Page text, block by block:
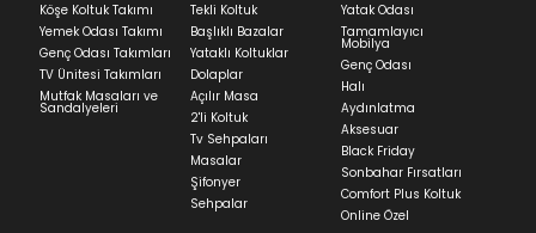
Yatak siparişlerinizin teslim süresi yaşadığınız şehre
ve ürünün stok durumuna göre ortalama 5-24 iş
günüdür.
Panel ve Döşeme grubu ürün siparişlerinizin teslim
süresi yaşadığınız şehre ve ürünün stok durumuna
göre ortalama 30-45 iş günüdür.
Siparişlerim bölümünden sürecinizi takip edebilirsiniz.
Sıkça Sorulan Sorularbölümünü ziyaret
Köşe Koltuk Takımı
Yemek Odası Takımı
Genç Odası Takımları
TV Ünitesi Takımları
Mutfak Masaları ve
Sandalyeleri
Tekli Koltuk
Başlıklı Bazalar
Yataklı Koltuklar
Dolaplar
Açılır Masa
2'li Koltuk
Tv Sehpaları
Masalar
Şifonyer
Sehpalar
Yatak Odası
Tamamlayıcı
Mobilya
Genç Odası
Halı
Aydınlatma
Aksesuar
Black Friday
Sonbahar Fırsatları
Comfort Plus Koltuk
Online Özel